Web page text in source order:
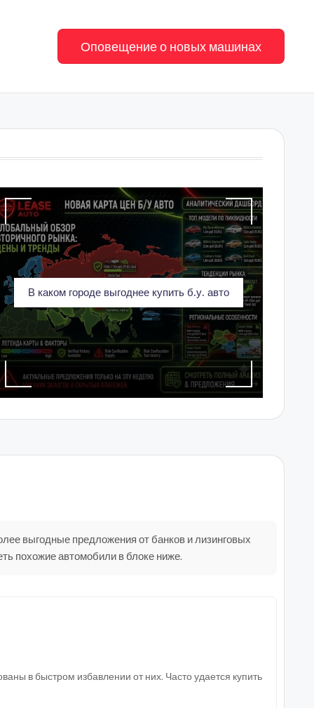
Оповещение о новых машинах
В каком городе выгоднее купить б.у. авто
выгодные предложения от банков и лизинговых
похожие автомобили в блоке ниже.
в быстром избавлении от них. Часто удается купить